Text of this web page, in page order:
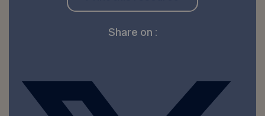
Share on :